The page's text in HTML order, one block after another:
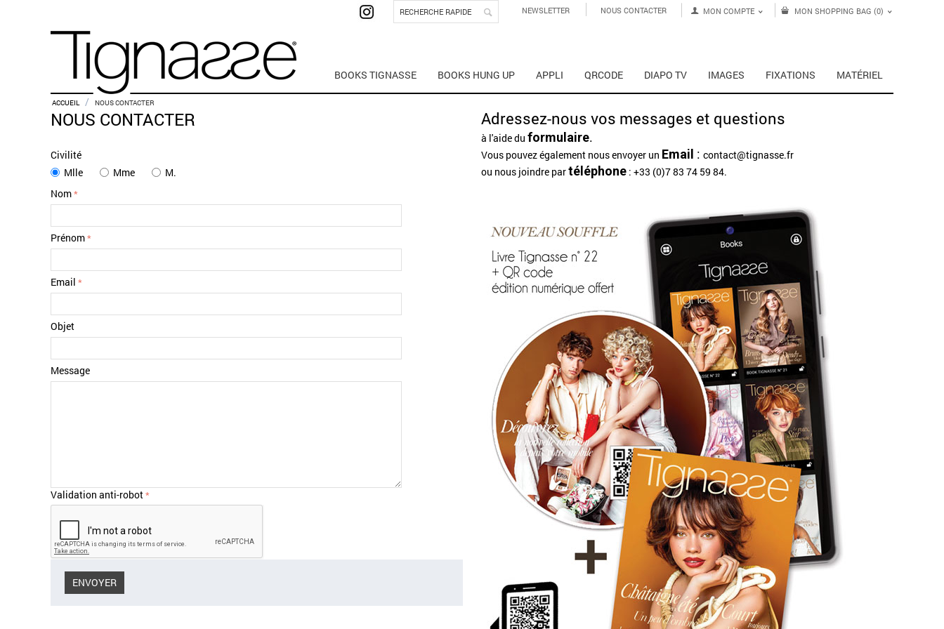
MON SHOPPING BAG (0)
MON COMPTE
NEWSLETTER NOUS CONTACTER
BOOKS TIGNASSE BOOKS HUNG UP APPLI QRCODE DIAPO TV IMAGES FIXATIONS MATÉRIEL
ACCUEIL / NOUS CONTACTER
NOUS CONTACTER
Civilité
Mlle
Mme
M.
Nom
Prénom
Email
Objet
Message
Validation anti-robot
ENVOYER
Adressez-nous vos messages et questions
à l'aide du formulaire.
Vous pouvez également nous envoyer un Email : contact@tignasse.fr
ou nous joindre partéléphone: +33 (0)7 83 74 59 84.